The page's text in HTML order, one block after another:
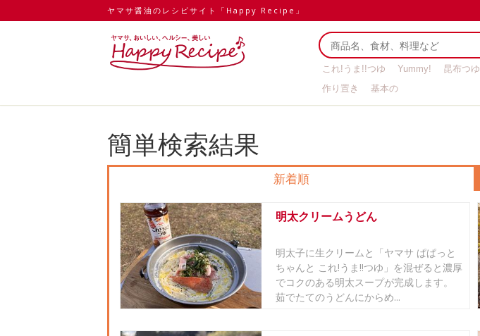
ヤマサ醤油のレシピサイト「Happy Recipe」
これ!うま!!つゆ Yummy! 昆布つゆ
作り置き
基本の
簡単検索結果
新着順
明太クリームうどん
明太子に生クリームと「ヤマサ ぱぱっと
ちゃんと これ!うま!!つゆ」を混ぜると濃厚
でコクのある明太スープが完成します。
茹でたてのうどんにからめ...